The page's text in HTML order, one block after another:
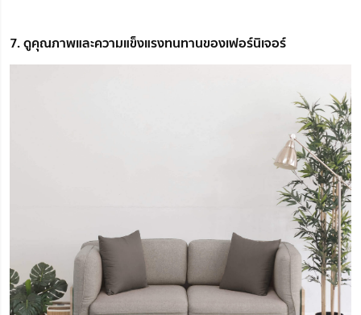
7. ดูคุณภาพและความแข็งแรงทนทานของเฟอร์นิเจอร์